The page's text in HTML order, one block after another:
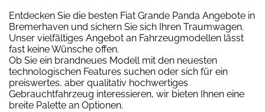
Entdecken Sie die besten Fiat Grande Panda Angebote in
Bremerhaven und sichern Sie sich Ihren Traumwagen.
Unser vielfältiges Angebot an Fahrzeugmodellen lässt
fast keine Wünsche offen.
Ob Sie ein brandneues Modell mit den neuesten
technologischen Features suchen oder sich für ein
preiswertes, aber qualitativ hochwertiges
Gebrauchtfahrzeug interessieren, wir bieten Ihnen eine
breite Palette an Optionen.